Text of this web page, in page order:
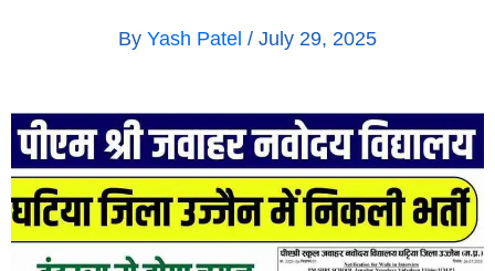
By Yash Patel / July 29, 2025